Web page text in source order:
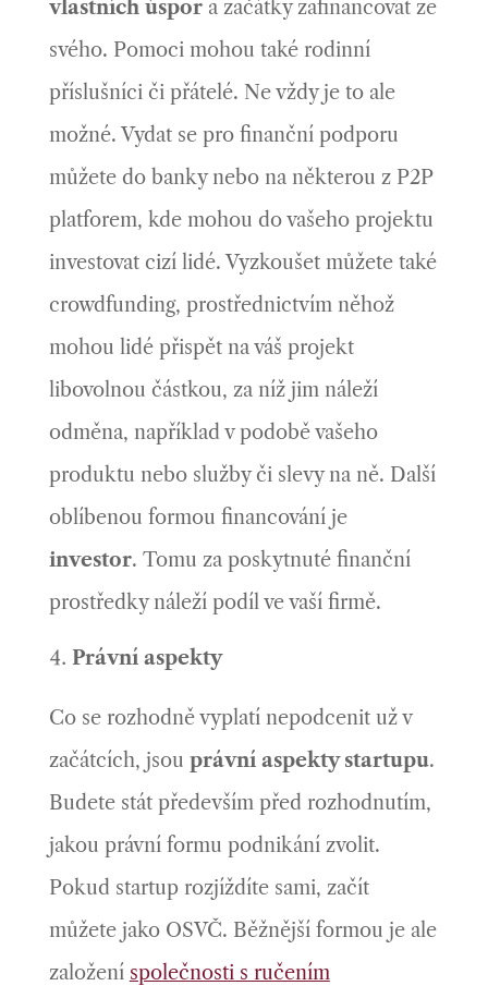
vlastních úspora začátky zafinancovat ze
svého. Pomoci mohou také rodinní
příslušníci či přátelé. Ne vždy je to ale
možné. Vydat se pro finanční podporu
můžete do banky nebo na některou z P2P
platforem, kde mohou do vašeho projektu
investovat cizí lidé. Vyzkoušet můžete také
crowdfunding, prostřednictvím něhož
mohou lidé přispět na váš projekt
libovolnou částkou, za níž jim náleží
odměna, například v podobě vašeho
produktu nebo služby či slevy na ně. Další
oblíbenou formou financování je
investor. Tomu za poskytnuté finanční
prostředky náleží podíl ve vaší firmě.
Právní aspekty
Co se rozhodně vyplatí nepodcenit už v
začátcích, jsou právní aspekty startupu.
Budete stát především před rozhodnutím,
jakou právní formu podnikání zvolit.
Pokud startup rozjíždíte sami, začít
můžete jako OSVČ. Běžnější formou je ale
založení společnosti s ručením